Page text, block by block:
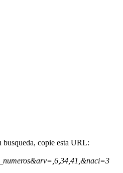
busqueda, copie esta URL: